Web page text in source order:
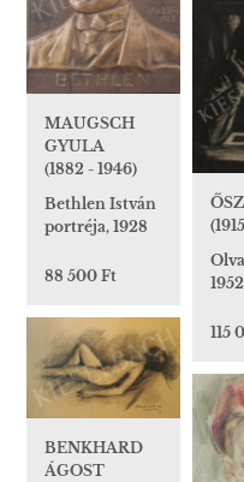
MAUGSCH
GYULA
(1882 - 1946)
Bethlen István
portréja, 1928
88 500 Ft
1952
115
BENKHARD
ÁGOST